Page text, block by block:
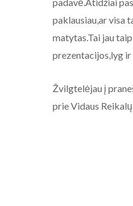
paklausiau,ar visa
matytas.Tai jau
prezentacijos,lyg
Žvilgtelėjau į
prie Vidaus